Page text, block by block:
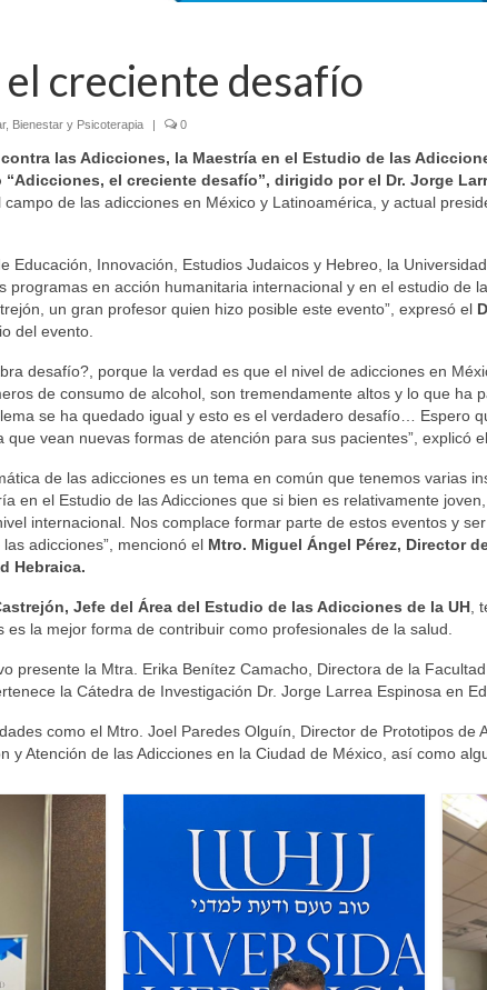
creciente desafío
, Bienestar y Psicoterapia | 0
las Adicciones, la Maestría en el Estudio de las
el creciente desafío”, dirigido por el Dr. Jorge
de las adicciones en México y Latinoamérica, y actual
Educación, Innovación, Estudios Judaicos y Hebreo, la
programas en acción humanitaria internacional y en el estudio de
un gran profesor quien hizo posible este evento”, expresó el
del evento.
desafío?, porque la verdad es que el nivel de adicciones en
de consumo de alcohol, son tremendamente altos y lo que ha
se ha quedado igual y esto es el verdadero desafío… Espero
que vean nuevas formas de atención para sus pacientes”, explicó el
de las adicciones es un tema en común que tenemos varias
en el Estudio de las Adicciones que si bien es relativamente
internacional. Nos complace formar parte de estos eventos y
adicciones”, mencionó el Mtro. Miguel Ángel Pérez, Director
Hebraica.
Jefe del Área del Estudio de las Adicciones de la UH ,
es la mejor forma de contribuir como profesionales de la salud.
presente la Mtra. Erika Benítez Camacho, Directora de la
la Cátedra de Investigación Dr. Jorge Larrea Espinosa en
como el Mtro. Joel Paredes Olguín, Director de Prototipos de
y Atención de las Adicciones en la Ciudad de México, así como